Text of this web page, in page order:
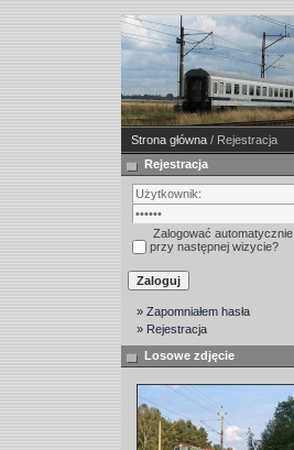
Strona główna / Rejestracja
Rejestracja
Zalogować automatycznie
przy następnej wizycie?
» Zapomniałem hasła
» Rejestracja
Losowe zdjęcie